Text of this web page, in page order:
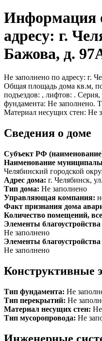
Информация
адресу: г.
Бажова, д.
Не заполнено по адресу: г.
Общая площадь дома кв.м,
подъездов: , лифтов: .
фундамента: Не заполнено.
Материал несущих стен: Не
Сведения о доме
Субъект РФ
Наименование
Челябинский городской
Адрес дома: г. Челябинск,
Тип дома: Не заполнено
Управляющая компания:
Факт признания дома
Количество помещений,
Элементы
Не заполнено
Элементы
Не заполнено
Конструктивные
Тип фундамента: Не
Тип перекрытий: Не
Материал несущих стен:
Тип мусоропровода: Не
Инженерные